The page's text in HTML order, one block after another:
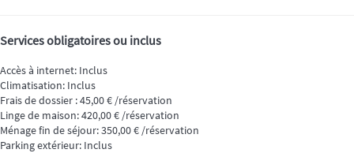
Services obligatoires ou inclus
Accès à internet: Inclus
Climatisation: Inclus
Frais de dossier : 45,00 € /réservation
Linge de maison: 420,00 € /réservation
Ménage fin de séjour: 350,00 € /réservation
Parking extérieur: Inclus